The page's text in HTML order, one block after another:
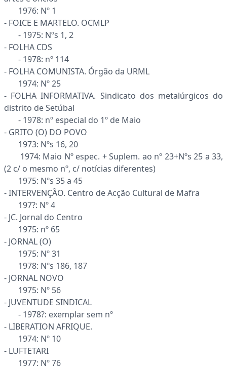
1976: Nº 1
- FOICE E MARTELO. OCMLP
- 1975: Nºs 1, 2
- FOLHA CDS
- 1978: nº 114
- FOLHA COMUNISTA. Órgão da URML
1974: Nº 25
- FOLHA INFORMATIVA. Sindicato dos metalúrgicos do
distrito de Setúbal
- 1978: nº especial do 1º de Maio
- GRITO (O) DO POVO
1973: Nºs 16, 20
1974: Maio Nº espec. + Suplem. ao nº 23+Nºs 25 a 33,
(2 c/ o mesmo nº, c/ notícias diferentes)
1975: Nºs 35 a 45
- INTERVENÇÃO. Centro de Acção Cultural de Mafra
197?: Nº 4
- JC. Jornal do Centro
1975: nº 65
- JORNAL (O)
1975: Nº 31
1978: Nºs 186, 187
- JORNAL NOVO
1975: Nº 56
- JUVENTUDE SINDICAL
- 1978?: exemplar sem nº
- LIBERATION AFRIQUE.
1974: Nº 10
- LUFTETARI
1977: Nº 76